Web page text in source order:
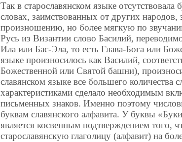
Так в старославянском языке
словах, заимствованных от других народов,
произно­шению, но более мягкую по
Русь из Византии слово Басилий,
Ила или Бас-Эла, то есть Глава-Бога или
языке произ­носилось как Василий,
Божественной или Святой башни),
славян­ском языке все большего количества
характеристиками сделало необходимым
письменных знаков. Именно поэтому
буквам славянского алфавита. У буквы
является косвенным подтверждением того,
старославянскую глаголицу (алфавит) на